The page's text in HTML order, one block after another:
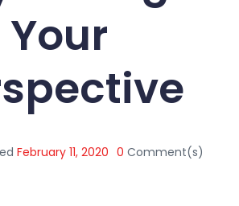
Your
February 11, 2020 0 Comment(s)